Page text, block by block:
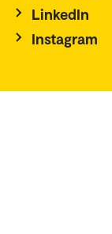
LinkedIn
Instagram